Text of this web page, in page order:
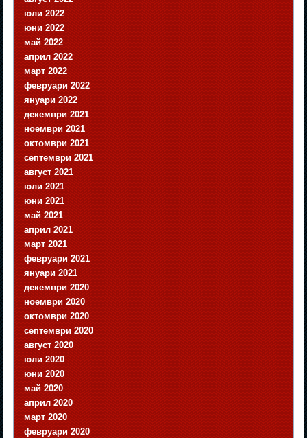
юли 2022
юни 2022
май 2022
април 2022
март 2022
февруари 2022
януари 2022
декември 2021
ноември 2021
октомври 2021
септември 2021
август 2021
юли 2021
юни 2021
май 2021
април 2021
март 2021
февруари 2021
януари 2021
декември 2020
ноември 2020
октомври 2020
септември 2020
август 2020
юли 2020
юни 2020
май 2020
април 2020
март 2020
февруари 2020